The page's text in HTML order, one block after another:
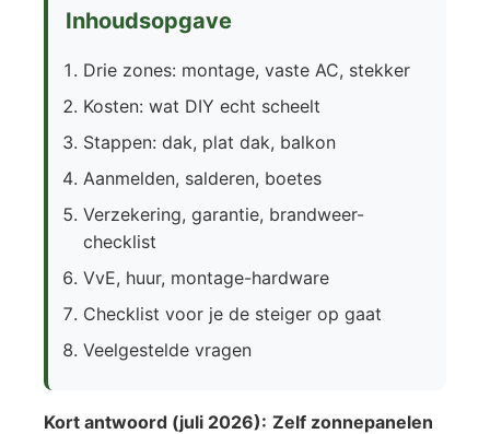
Inhoudsopgave
Drie zones: montage, vaste AC, stekker
Kosten: wat DIY echt scheelt
Stappen: dak, plat dak, balkon
Aanmelden, salderen, boetes
Verzekering, garantie, brandweer-
checklist
VvE, huur, montage-hardware
Checklist voor je de steiger op gaat
Veelgestelde vragen
Kort antwoord (juli 2026): Zelf zonnepanelen